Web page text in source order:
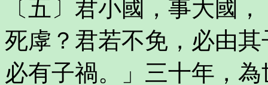
〔五〕君小國，事大國
死虖？君若不免，必由
必有子禍。」三十年，